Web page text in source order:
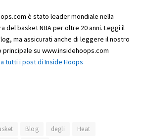
è stato leader mondiale nella
del basket NBA per oltre 20 anni. Leggi il
ma assicurati anche di leggere il nostro
principale su www.insidehoops.com
tutti i post di Inside Hoops
Blog degli
Heat